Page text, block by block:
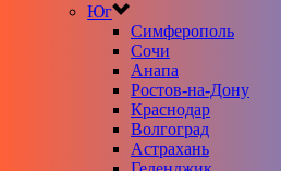
Юг
Симферополь
Сочи
Анапа
Ростов-на-Дону
Краснодар
Волгоград
Астрахань